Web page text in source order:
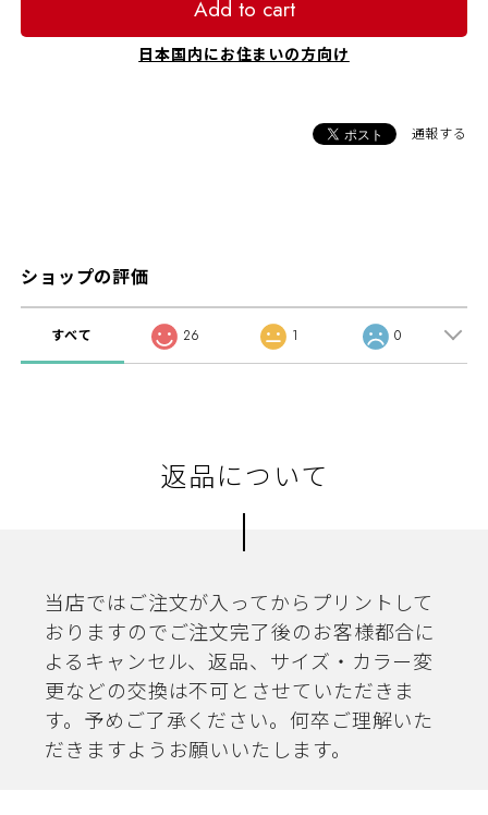
Add to cart
日本国内にお住まいの方向け
通報する
ショップの評価
すべて 26 1 0
返品について
当店ではご注文が入ってからプリントして
おりますのでご注文完了後のお客様都合に
よるキャンセル、返品、サイズ・カラー変
更などの交換は不可とさせていただきま
す。予めご了承ください。何卒ご理解いた
だきますようお願いいたします。